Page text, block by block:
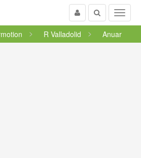
Menu
Buscar
Usuario
R Valladolid Anuar